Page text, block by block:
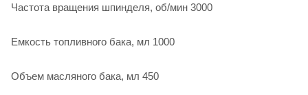
Частота вращения шпинделя, об/мин 3000
Емкость топливного бака, мл 1000
Объем масляного бака, мл 450